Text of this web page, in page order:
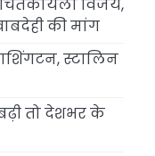
विजय,
की मांग
स्टालिन
तो देशभर के